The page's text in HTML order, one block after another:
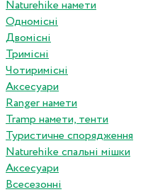
Naturehike намети
Одномісні
Двомісні
Тримісні
Чотиримісні
Аксесуари
Ranger намети
Tramp намети, тенти
Туристичне спорядження
Naturehike спальні мішки
Аксесуари
Всесезонні